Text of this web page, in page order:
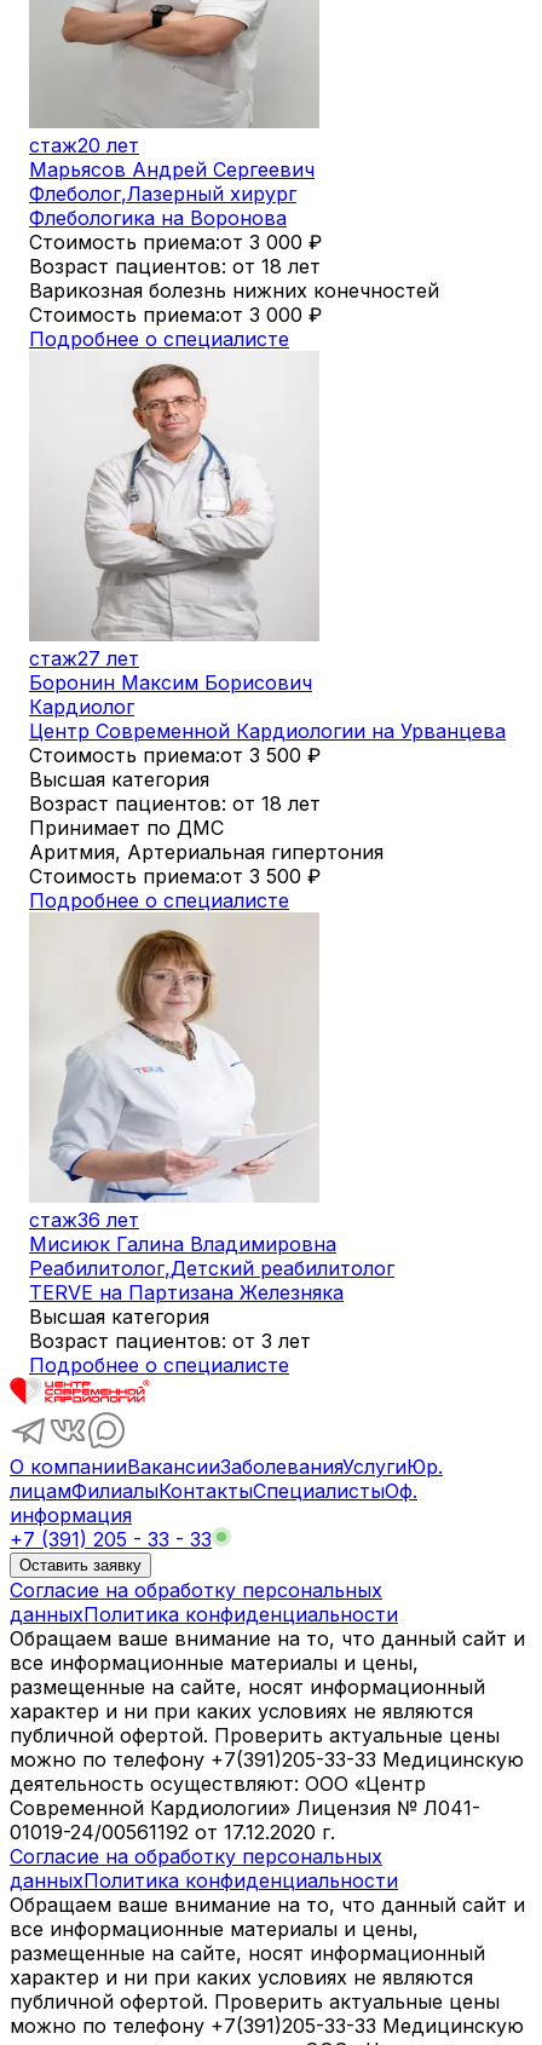
стаж20 лет
Марьясов Андрей Сергеевич
Флеболог,Лазерный хирург
Флебологика на Воронова
Стоимость приема:от 3 000 ₽
Возраст пациентов: от 18 лет
Варикозная болезнь нижних конечностей
Стоимость приема:от 3 000 ₽
Подробнее о специалисте
стаж27 лет
Боронин Максим Борисович
Кардиолог
Центр Современной Кардиологии на Урванцева
Стоимость приема:от 3 500 ₽
Высшая категория
Возраст пациентов: от 18 лет
Принимает по ДМС
Аритмия, Артериальная гипертония
Стоимость приема:от 3 500 ₽
Подробнее о специалисте
стаж36 лет
Мисиюк Галина Владимировна
Реабилитолог,Детский реабилитолог
TERVE на Партизана Железняка
Высшая категория
Возраст пациентов: от 3 лет
Подробнее о специалисте
О компанииВакансииЗаболеванияУслугиЮр.
лицамФилиалыКонтактыСпециалистыОф.
информация
+7 (391) 205 - 33 - 33
Оставить заявку
Согласие на обработку персональных
данныхПолитика конфиденциальности
Обращаем ваше внимание на то, что данный сайт и
все информационные материалы и цены,
размещенные на сайте, носят информационный
характер и ни при каких условиях не являются
публичной офертой. Проверить актуальные цены
можно по телефону +7(391)205-33-33 Медицинскую
деятельность осуществляют: ООО «Центр
Современной Кардиологии» Лицензия № Л041-
01019-24/00561192 от 17.12.2020 г.
Согласие на обработку персональных
данныхПолитика конфиденциальности
Обращаем ваше внимание на то, что данный сайт и
все информационные материалы и цены,
размещенные на сайте, носят информационный
характер и ни при каких условиях не являются
публичной офертой. Проверить актуальные цены
можно по телефону +7(391)205-33-33 Медицинскую